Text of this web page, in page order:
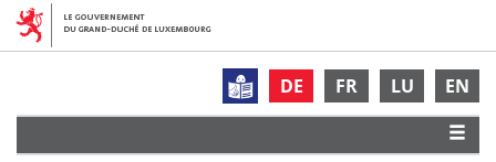
DE FR LU EN